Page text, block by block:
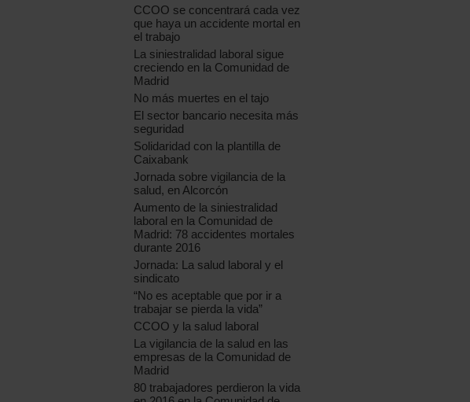
CCOO se concentrará cada vez
que haya un accidente mortal en
el trabajo
La siniestralidad laboral sigue
creciendo en la Comunidad de
Madrid
No más muertes en el tajo
El sector bancario necesita más
seguridad
Solidaridad con la plantilla de
Caixabank
Jornada sobre vigilancia de la
salud, en Alcorcón
Aumento de la siniestralidad
laboral en la Comunidad de
Madrid: 78 accidentes mortales
durante 2016
Jornada: La salud laboral y el
sindicato
“No es aceptable que por ir a
trabajar se pierda la vida”
CCOO y la salud laboral
La vigilancia de la salud en las
empresas de la Comunidad de
Madrid
80 trabajadores perdieron la vida